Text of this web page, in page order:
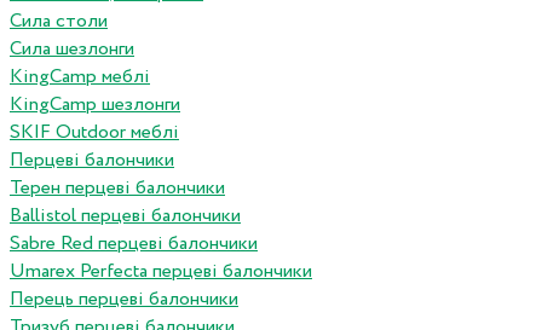
Сила столи
Сила шезлонги
KingCamp меблі
KingCamp шезлонги
SKIF Outdoor меблі
Перцеві балончики
Терен перцеві балончики
Ballistol перцеві балончики
Sabre Red перцеві балончики
Umarex Perfecta перцеві балончики
Перець перцеві балончики